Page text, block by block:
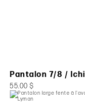
Pantalon 7/8 / Ichi
55.00 $